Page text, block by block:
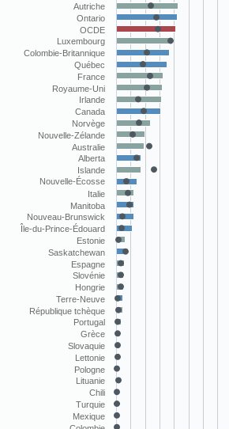
Autriche
Ontario
OCDE
Luxembourg
Colombie-Britannique
Québec
France
Royaume-Uni
Irlande
Canada
Norvège
Nouvelle-Zélande
Australie
Alberta
Islande
Nouvelle-Écosse
Italie
Manitoba
Nouveau-Brunswick
Île-du-Prince-Édouard
Estonie
Saskatchewan
Espagne
Slovénie
Hongrie
Terre-Neuve
République tchèque
Portugal
Grèce
Slovaquie
Lettonie
Pologne
Lituanie
Chili
Turquie
Mexique